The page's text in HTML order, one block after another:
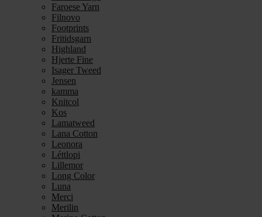
Faroese Yarn
Filnovo
Footprints
Fritidsgarn
Highland
Hjerte Fine
Isager Tweed
Jensen
kamma
Knitcol
Kos
Lamatweed
Lana Cotton
Leonora
Léttlopi
Lillemor
Long Color
Luna
Merci
Merilin